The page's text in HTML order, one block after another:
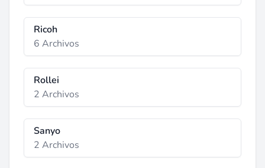
Ricoh
6 Archivos
Rollei
2 Archivos
Sanyo
2 Archivos